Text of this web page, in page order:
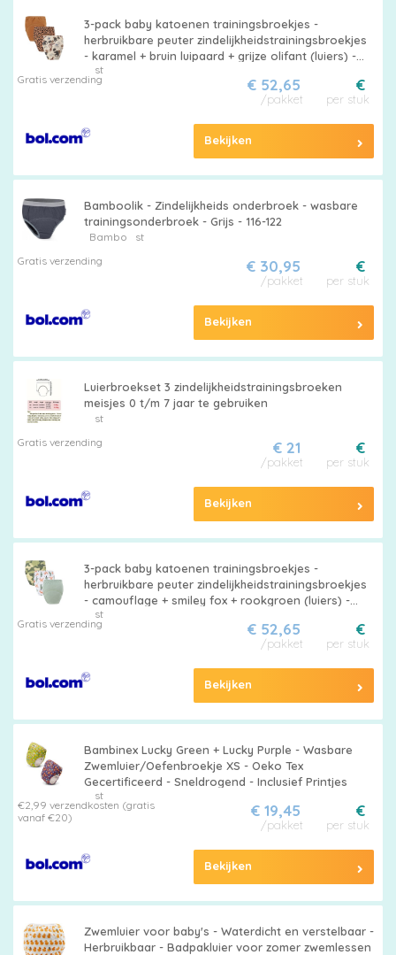
3-pack baby katoenen trainingsbroekjes -
herbruikbare peuter zindelijkheidstrainingsbroekjes
- karamel + bruin luipaard + grijze olifant (luiers) -
geschikt voor jongens en meisjes van 12-18 kg
st
Gratis verzending €
per stuk
€ 52,65
/pakket
Bekijken
Bamboolik - Zindelijkheids onderbroek - wasbare
trainingsonderbroek - Grijs - 116-122
Bambo
st
Gratis verzending
€
per stuk
€ 30,95
/pakket
Bekijken
Luierbroekset 3 zindelijkheidstrainingsbroeken
meisjes 0 t/m 7 jaar te gebruiken
st
Gratis verzending
€
per stuk
€ 21
/pakket
Bekijken
3-pack baby katoenen trainingsbroekjes -
herbruikbare peuter zindelijkheidstrainingsbroekjes
- camouflage + smiley fox + rookgroen (luiers) -
geschikt voor jongens en meisjes van 12-18 kg
st
Gratis verzending €
per stuk
€ 52,65
/pakket
Bekijken
Bambinex Lucky Green + Lucky Purple - Wasbare
Zwemluier/Oefenbroekje XS - Oeko Tex
Gecertificeerd - Sneldrogend - Inclusief Printjes
st
€2,99 verzendkosten (gratis
vanaf €20)
€
per stuk
€ 19,45
/pakket
Bekijken
Zwemluier voor baby's - Waterdicht en verstelbaar -
Herbruikbaar - Badpakluier voor zomer zwemlessen